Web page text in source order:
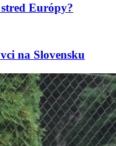
Európy?
na Slovensku